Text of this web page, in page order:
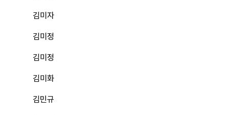
김미자
김미정
김미정
김미화
김민규